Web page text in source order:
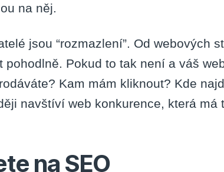
na něj.
jsou “rozmazlení”. Od webových
pohodlně. Pokud to tak není a váš
Kam mám kliknout? Kde
navštíví web konkurence, která má
na SEO